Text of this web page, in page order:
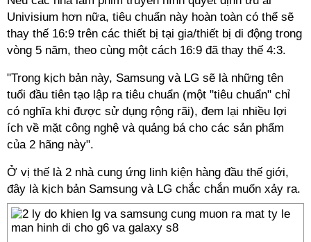
Univisium hơn nữa, tiêu chuẩn này hoàn toàn có thể sẽ
thay thế 16:9 trên các thiết bị tại gia/thiết bị di động trong
vòng 5 năm, theo cùng một cách 16:9 đã thay thế 4:3.
"Trong kịch bản này, Samsung và LG sẽ là những tên
tuổi đầu tiên tạo lập ra tiêu chuẩn (một "tiêu chuẩn" chỉ
có nghĩa khi được sử dụng rộng rãi), đem lại nhiều lợi
ích về mặt công nghệ và quảng bá cho các sản phẩm
của 2 hãng này".
Ở vị thế là 2 nhà cung ứng linh kiện hàng đầu thế giới,
đây là kịch bản Samsung và LG chắc chắn muốn xảy ra.